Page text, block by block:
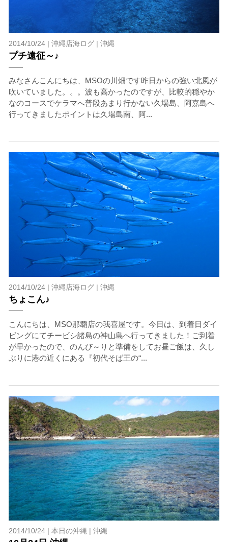
2014/10/24 | 沖縄店海ログ| 沖縄
プチ遠征～♪
みなさんこんにちは、MSOの川畑です昨日からの強い北風が
吹いていました。。。波も高かったのですが、比較的穏やか
なのコースでケラマへ普段あまり行かない久場島、阿嘉島へ
行ってきましたポイントは久場島南、阿...
2014/10/24 | 沖縄店海ログ| 沖縄
ちょこん♪
こんにちは、MSO那覇店の我喜屋です。今日は、到着日ダイ
ビングにてチービシ諸島の神山島へ行ってきました！ご到着
が早かったので、のんび～りと準備をしてお昼ご飯は、久し
ぶりに港の近くにある『初代そば王の“...
2014/10/24 | 本日の沖縄 | 沖縄